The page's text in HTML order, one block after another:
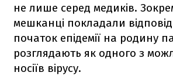
не лише серед медиків.
мешканці покладали
початок епідемії на родину
розглядають як одного з
носіїв вірусу.